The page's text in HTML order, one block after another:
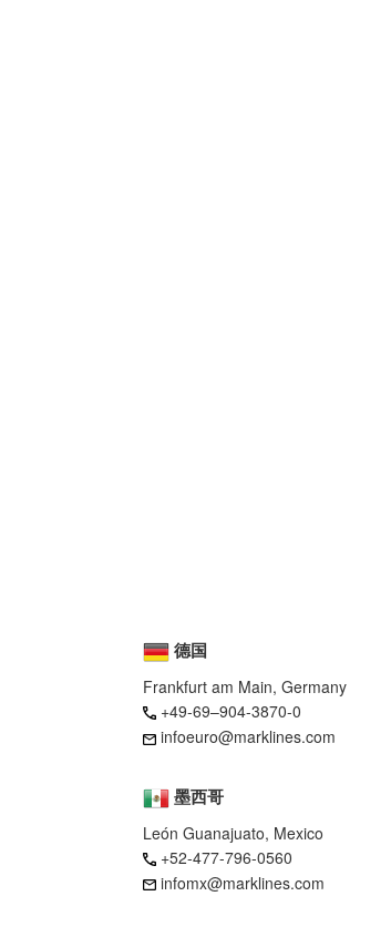
墨西哥
León Guanajuato, Mexico
+52-477-796-0560
infomx@marklines.com
德国
Frankfurt am Main, Germany
+49-69–904-3870-0
infoeuro@marklines.com